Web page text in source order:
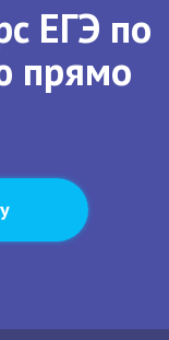
ЕГЭ по
прямо